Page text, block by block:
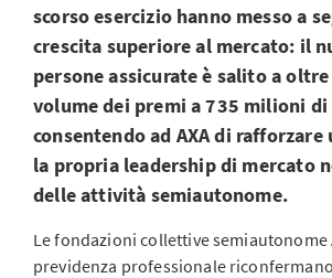
scorso esercizio hanno messo a
crescita superiore al mercato: il
persone assicurate è salito a
volume dei premi a 735 milioni
consentendo ad AXA di
la propria leadership di mercato
delle attività semiautonome.
Le fondazioni collettive semiautonome
previdenza professionale